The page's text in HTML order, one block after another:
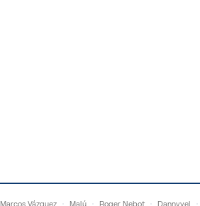
Marcos Vázquez Malú Roger Nebot Dannyvel